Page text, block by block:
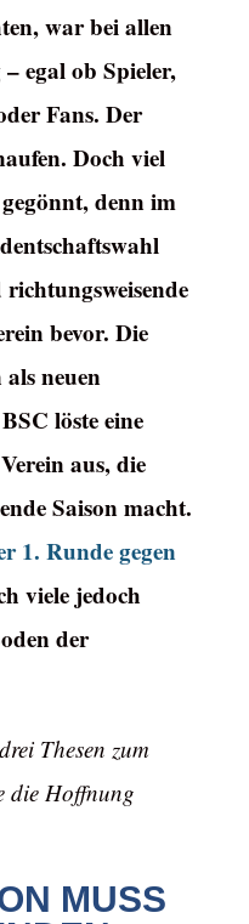
war bei allen
egal ob Spieler,
Fans. Der
Doch viel
denn im
bevor. Die
neuen
löste eine
aus, die
Saison macht.
1. Runde gegen
viele jedoch
der
Thesen zum
die Hoffnung
MUSS